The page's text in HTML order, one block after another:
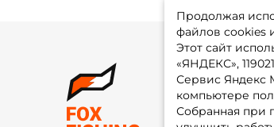
Продолжая
файлов cookies
Этот сайт
«ЯНДЕКС»,
Сервис Яндекс
компьютере
Собранная при